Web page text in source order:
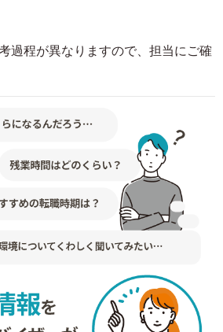
過程が異なりますので、担当にご確